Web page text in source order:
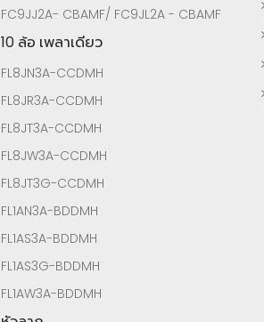
FC9JJ2A- CBAMF/ FC9JL2A - CBAMF
10 ล้อ เพลาเดียว
FL8JN3A-CCDMH
FL8JR3A-CCDMH
FL8JT3A-CCDMH
FL8JW3A-CCDMH
FL8JT3G-CCDMH
FL1AN3A-BDDMH
FL1AS3A-BDDMH
FL1AS3G-BDDMH
FL1AW3A-BDDMH